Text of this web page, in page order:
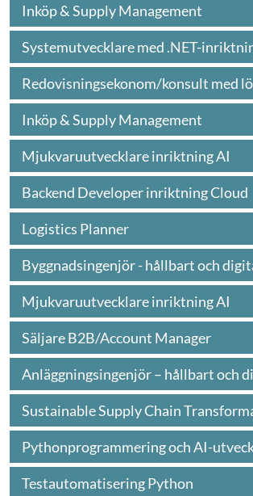
Inköp & Supply Management
Systemutvecklare med .NET-
Redovisningsekonom/konsult med
Inköp & Supply Management
Mjukvaruutvecklare inriktning AI
Backend Developer inriktning Cloud
Logistics Planner
Byggnadsingenjör - hållbart och
Mjukvaruutvecklare inriktning AI
Säljare B2B/Account Manager
Anläggningsingenjör – hållbart och
Sustainable Supply Chain
Pythonprogrammering och AI-
Testautomatisering Python